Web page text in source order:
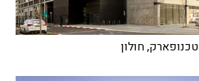
טכנופארק, חולון